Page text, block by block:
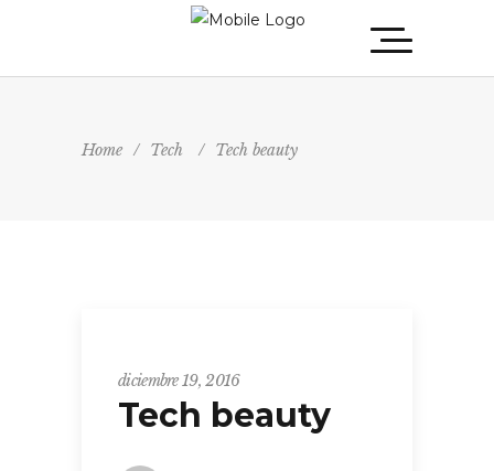
Home / Tech / Tech beauty
diciembre 19, 2016
Tech beauty